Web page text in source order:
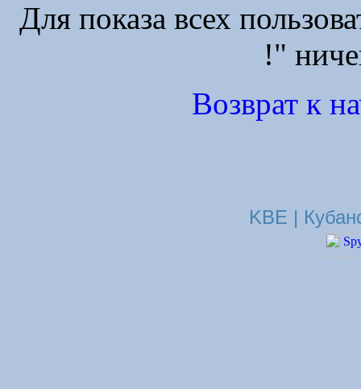
Для показа всех
!"
Возврат к
KBE |